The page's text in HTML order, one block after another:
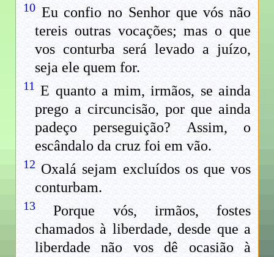
10 Eu confio no Senhor que vós não
tereis outras vocações; mas o que
vos conturba será levado a juízo,
seja ele quem for.
11 E quanto a mim, irmãos, se ainda
prego a circuncisão, por que ainda
padeço perseguição? Assim, o
escândalo da cruz foi em vão.
12 Oxalá sejam excluídos os que vos
conturbam.
13 Porque vós, irmãos, fostes
chamados à liberdade, desde que a
liberdade não vos dê ocasião à